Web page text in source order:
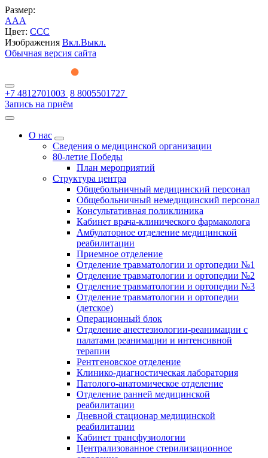
Размер:
AAA
Цвет: CCC
Изображения Вкл.Выкл.
Обычная версия сайта
+7 4812701003 8 8005501727
Запись на приём
О нас
Сведения о медицинской организации
80-летие Победы
План мероприятий
Структура центра
Общебольничный медицинский персонал
Общебольничный немедицинский персонал
Консультативная поликлиника
Кабинет врача-клинического фармаколога
Амбулаторное отделение медицинской
реабилитации
Приемное отделение
Отделение травматологии и ортопедии №1
Отделение травматологии и ортопедии №2
Отделение травматологии и ортопедии №3
Отделение травматологии и ортопедии
(детское)
Операционный блок
Отделение анестезиологии-реанимации с
палатами реанимации и интенсивной
терапии
Рентгеновское отделение
Клинико-диагностическая лаборатория
Патолого-анатомическое отделение
Отделение ранней медицинской
реабилитации
Дневной стационар медицинской
реабилитации
Кабинет трансфузиологии
Централизованное стерилизационное